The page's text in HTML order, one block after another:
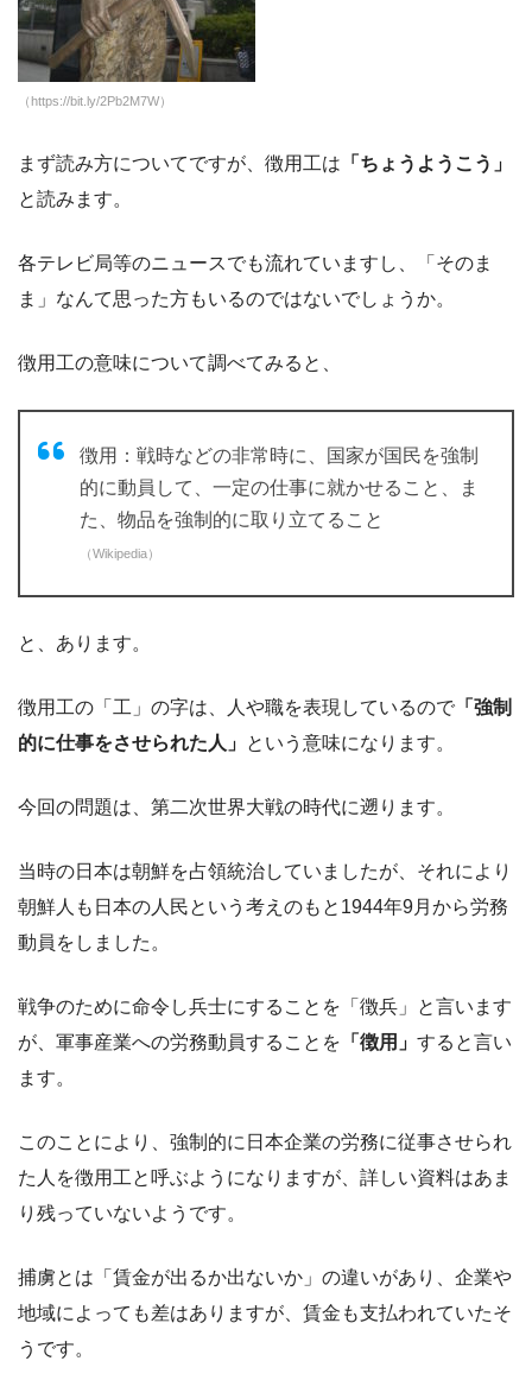
（https://bit.ly/2Pb2M7W）
まず読み方についてですが、徴用工は 「ちょうようこう」
と読みます。
各テレビ局等のニュースでも流れていますし、「そのま
ま」なんて思った方もいるのではないでしょうか。
徴用工の意味について調べてみると、
徴用：戦時などの非常時に、国家が国民を強制
的に動員して、一定の仕事に就かせること、ま
た、物品を強制的に取り立てること
（Wikipedia）
と、あります。
徴用工の「工」の字は、人や職を表現しているので 「強制
的に仕事をさせられた人」 という意味になります。
今回の問題は、第二次世界大戦の時代に遡ります。
当時の日本は朝鮮を占領統治していましたが、それにより
朝鮮人も日本の人民という考えのもと1944年9月から労務
動員をしました。
戦争のために命令し兵士にすることを「徴兵」と言います
が、軍事産業への労務動員することを 「徴用」 すると言い
ます。
このことにより、強制的に日本企業の労務に従事させられ
た人を徴用工と呼ぶようになりますが、詳しい資料はあま
り残っていないようです。
捕虜とは「賃金が出るか出ないか」の違いがあり、企業や
地域によっても差はありますが、賃金も支払われていたそ
うです。